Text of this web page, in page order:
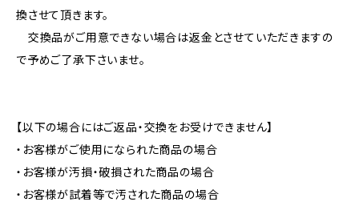
換させて頂きます。
交換品がご用意できない場合は返金とさせていただきますの
で予めご了承下さいませ。
【以下の場合にはご返品・交換をお受けできません】
・お客様がご使用になられた商品の場合
・お客様が汚損・破損された商品の場合
・お客様が試着等で汚された商品の場合